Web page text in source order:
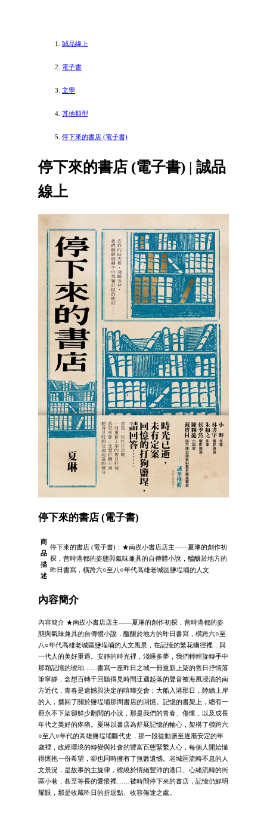
誠品線上
電子書
文學
其他類型
停下來的書店 (電子書)
停下來的書店 (電子書) | 誠品
線上
停下來的書店 (電子書)
商
品
描
述
停下來的書店 (電子書)：★南崁小書店店主——夏琳的創作初
探，昔時港都的姿態與氣味兼具的自傳體小說，醞釀於地方的
昨日書寫，橫跨六○至八○年代高雄老城區鹽埕埔的人文
內容簡介
內容簡介 ★南崁小書店店主——夏琳的創作初探，昔時港都的姿
態與氣味兼具的自傳體小說，醞釀於地方的昨日書寫，橫跨六○至
八○年代高雄老城區鹽埕埔的人文風景，在記憶的繁花幽徑裡，與
一代人的美好重遇。安靜的時光裡，淺睡多夢，我們輕輕旋轉手中
那顆記憶的琥珀……書寫一座昨日之城一冊重新上架的舊日抒情落
筆寧靜，念想百轉千回聽得見時間迂迴起落的聲音被海風浸漬的南
方近代，青春是遺憾與決定的喧嘩交會；大船入港那日，陸續上岸
的人，攜回了關於鹽埕埔那間書店的回憶。記憶的書架上，總有一
冊永不下架卻鮮少翻閱的小說，那是我們的青春、傷懷，以及成長
年代之美好的疼痛。夏琳以書店為舒展記憶的軸心，架構了橫跨六
○至八○年代的高雄鹽埕埔斷代史，那一段從動盪至逐漸安定的年
歲裡，政經環境的轉變與社會的豐富百態緊繫人心，每個人開始懂
得懷抱一份希望，卻也同時擁有了無數遺憾。老城區流轉不息的人
文景況，是故事的主旋律，繚繞於情緒豐沛的港口、心緒流轉的街
區小巷，甚至等長的愛恨裡……被時間停下來的書店，記憶仍鮮明
耀眼，那是收藏昨日的折返點、收容倦途之處。